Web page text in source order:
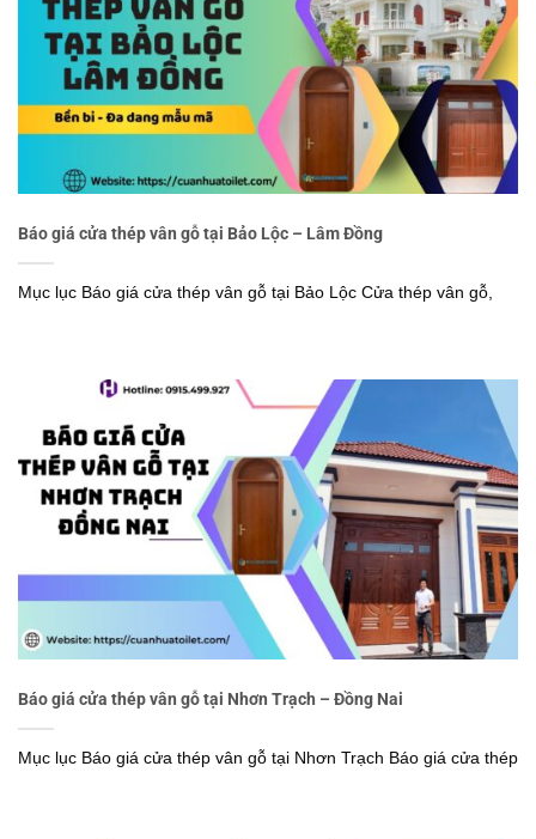
Báo giá cửa thép vân gỗ tại Bảo Lộc – Lâm Đồng
Mục lục Báo giá cửa thép vân gỗ tại Bảo Lộc Cửa thép vân gỗ,
Báo giá cửa thép vân gỗ tại Nhơn Trạch – Đồng Nai
Mục lục Báo giá cửa thép vân gỗ tại Nhơn Trạch Báo giá cửa thép